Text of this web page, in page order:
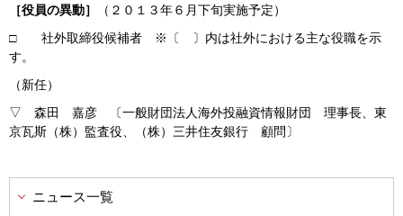
［役員の異動］
（２０１３年６月下旬実施予定）
□ 社外取締役候補者 ※〔 〕内は社外における主な役職を示
す。
（新任）
▽ 森田 嘉彦 〔一般財団法人海外投融資情報財団 理事長、東
京瓦斯（株）監査役、（株）三井住友銀行 顧問〕
ニュース一覧